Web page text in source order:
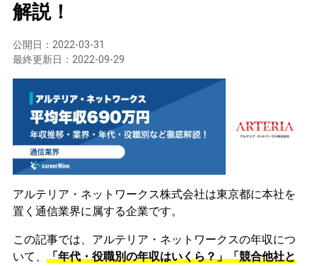
解説！
公開日： 2022-03-31
最終更新日： 2022-09-29
アルテリア・ネットワークス株式会社は東京都に本社を
置く通信業界に属する企業です。
この記事では、アルテリア・ネットワークスの年収につ
いて、 「年代・役職別の年収はいくら？」「競合他社と